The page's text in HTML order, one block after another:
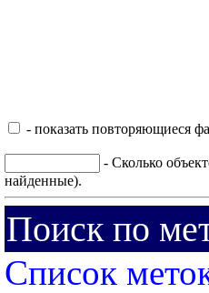
- показать повторяющиеся
- Сколько
найденные).
Поиск по
Список